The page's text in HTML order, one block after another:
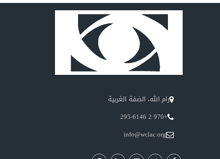
رام الله، الضفة الغربية
+970 2 295-6146
info@wclac.org